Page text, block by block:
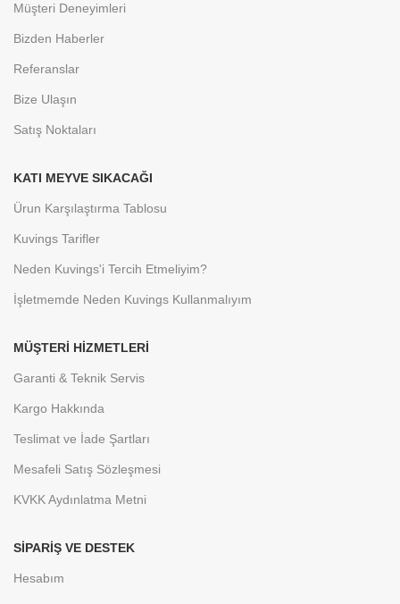
Müşteri Deneyimleri
Bizden Haberler
Referanslar
Bize Ulaşın
Satış Noktaları
KATI MEYVE SIKACAĞI
Ürun Karşılaştırma Tablosu
Kuvings Tarifler
Neden Kuvings'i Tercih Etmeliyim?
İşletmemde Neden Kuvings Kullanmalıyım
MÜŞTERI HIZMETLERI
Garanti & Teknik Servis
Kargo Hakkında
Teslimat ve İade Şartları
Mesafeli Satış Sözleşmesi
KVKK Aydınlatma Metni
SIPARIŞ VE DESTEK
Hesabım